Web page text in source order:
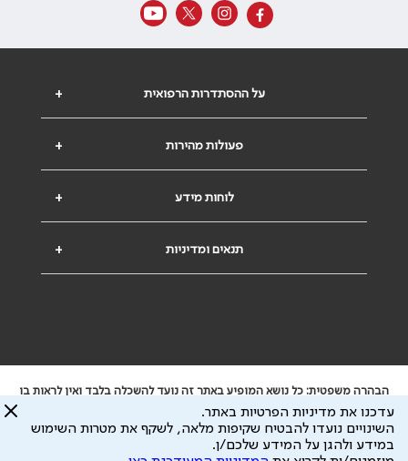
+ על ההסתדרות הרפואית
+ פעולות מהירות
+ לוחות מידע
+ תנאים ומדיניות
הבהרה משפטית: כל נושא המופיע באתר זה נועד להשכלה בלבד ואין לראות בו
ייעוץ רפואי או משפטי. אין הר"י אחראית לתוכן המתפרסם באתר זה ולכל נזק
שעלול להיגרם.
ידוע לי שהר"י אוספת ושומרת מידע אישי לצורך מתן השרות וכי חלק ממנו עשוי
להיות מועבר לצדדים שלישיים, הכל בכפוף למדיניות הפרטיות
עדכנו את מדיניות הפרטיות באתר.
השינויים נועדו להבטיח שקיפות מלאה, לשקף את מטרות השימוש
במידע ולהגן על המידע שלכם/ן.